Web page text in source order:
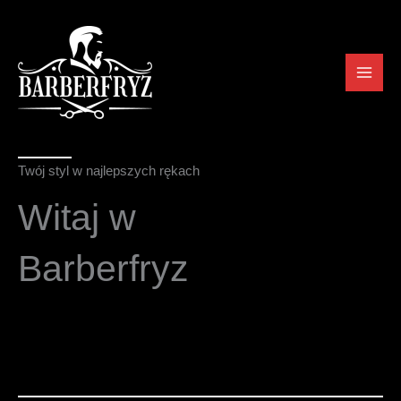
Twój styl w najlepszych rękach
Witaj w
Barberfryz